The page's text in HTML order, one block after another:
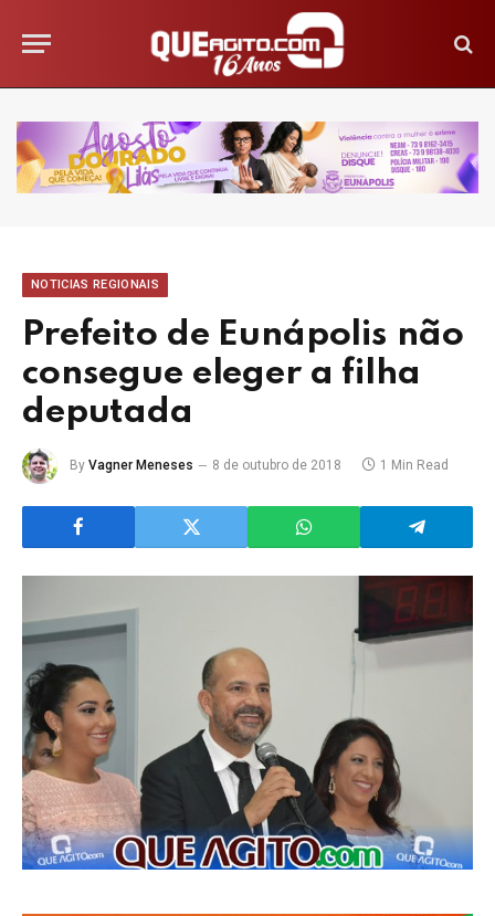
NOTICIAS REGIONAIS
Prefeito de Eunápolis não
consegue eleger a filha
deputada
By Vagner Meneses 8 de outubro de 2018 1 Min Read